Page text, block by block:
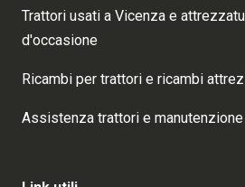
Trattori usati a Vicenza e
d'occasione
Ricambi per trattori e ricambi
Assistenza trattori e